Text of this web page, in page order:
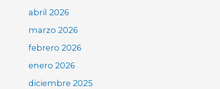
abril 2026
marzo 2026
febrero 2026
enero 2026
diciembre 2025